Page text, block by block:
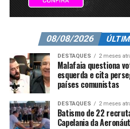
08/08/2026
DESTAQUES 2 meses
Malafaia questiona
esquerda e cita
países comunistas
DESTAQUES 2 meses
Batismo de 22
Capelania da